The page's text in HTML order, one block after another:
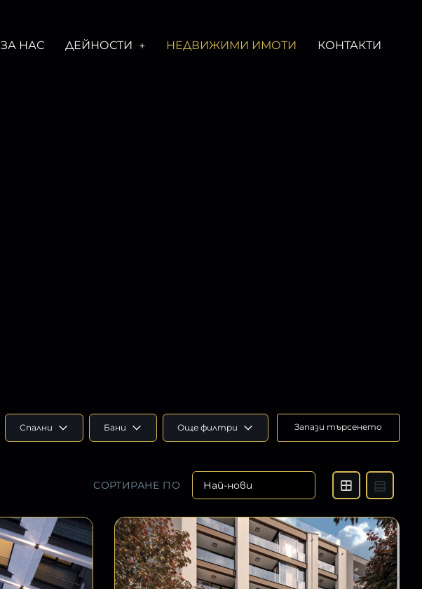
ЗА НАС ДЕЙНОСТИ НЕДВИЖИМИ ИМОТИ КОНТАКТИ
Запази търсенето
Спални Бани Още филтри
СОРТИРАНЕ ПО